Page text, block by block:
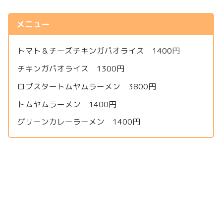
メニュー
トマト＆チーズチキンガパオライス 1400円
チキンガパオライス 1300円
ロブスタートムヤムラーメン 3800円
トムヤムラーメン 1400円
グリーンカレーラーメン 1400円